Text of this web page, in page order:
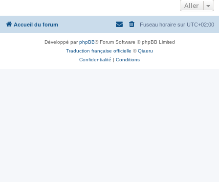
Aller
Accueil du forum Fuseau horaire sur UTC+02:00
Développé parphpBB® Forum Software © phpBB Limited
Traduction française officielle ©Qiaeru
Confidentialité | Conditions